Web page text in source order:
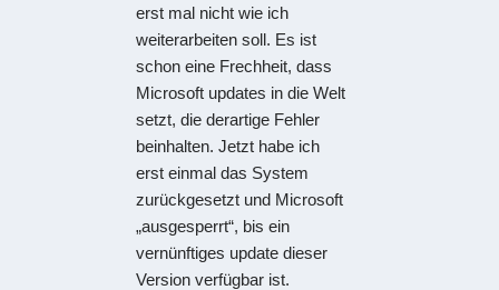
erst mal nicht wie ich
weiterarbeiten soll. Es ist
schon eine Frechheit, dass
Microsoft updates in die Welt
setzt, die derartige Fehler
beinhalten. Jetzt habe ich
erst einmal das System
zurückgesetzt und Microsoft
„ausgesperrt“, bis ein
vernünftiges update dieser
Version verfügbar ist.